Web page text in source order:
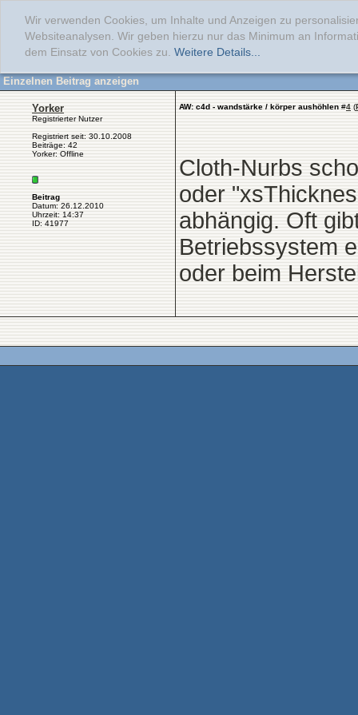
Wir verwenden Cookies, um Inhalte und Anzeigen zu
Websiteanalysen. Wir geben hierzu nur das Minimum an
dem Einsatz von Cookies zu. Weitere Details...
Einzelnen Beitrag anzeigen
Yorker
Registrierter Nutzer
Registriert seit: 30.10.2008
Beiträge: 42
Yorker: Offline
Beitrag
Datum: 26.12.2010
Uhrzeit: 14:37
ID: 41977
AW: c4d - wandstärke / körper aushöhlen #4 (
Cloth-Nurbs
oder
abhängig. Oft
Betriebssystem
oder beim